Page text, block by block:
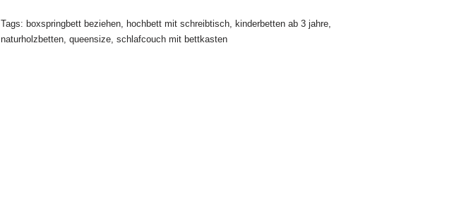
Tags: boxspringbett beziehen, hochbett mit schreibtisch, kinderbetten ab 3 jahre,
naturholzbetten, queensize, schlafcouch mit bettkasten